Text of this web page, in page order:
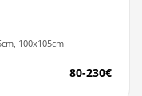
100x105cm
80-230€